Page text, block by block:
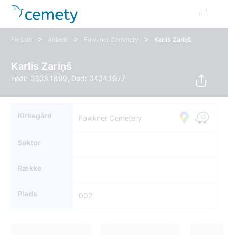
Forside > Afdøde > Fawkner Cemetery > Karlis Zariņš
Karlis Zariņš
Født: 0303.1899, Død: 0404.1977
Kirkegård Fawkner Cemetery
Sektor
Række
Plads 002